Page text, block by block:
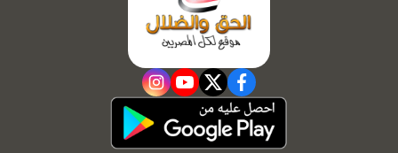
facebook
twitter
youtube
instagram